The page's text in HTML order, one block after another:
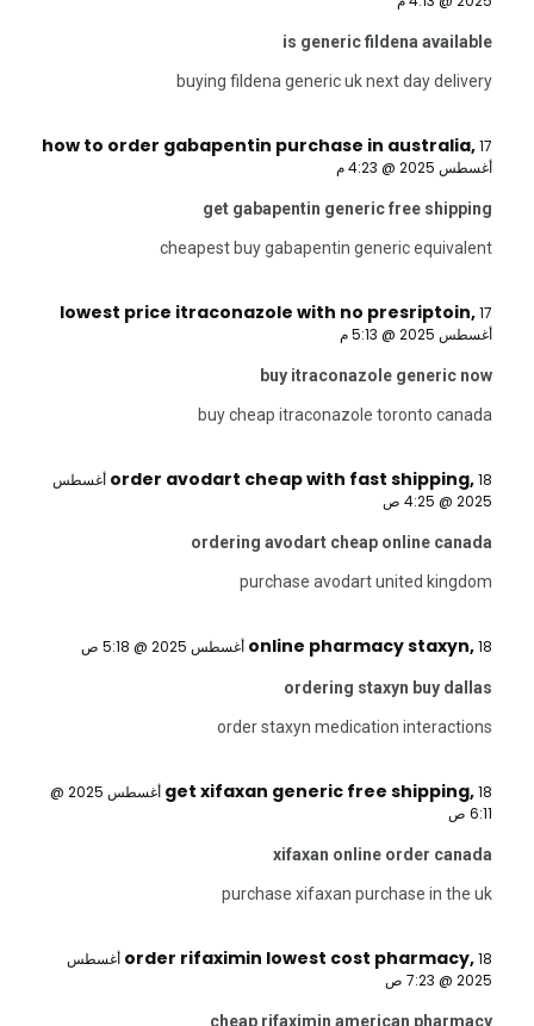
is generic fildena available
buying fildena generic uk next day delivery
how to order gabapentin purchase in australia,17
أغسطس 2025 @ 4:23 م
get gabapentin generic free shipping
cheapest buy gabapentin generic equivalent
lowest price itraconazole with no presriptoin,17
أغسطس 2025 @ 5:13 م
buy itraconazole generic now
buy cheap itraconazole toronto canada
order avodart cheap with fast shipping,
18 أغسطس
2025 @ 4:25 ص
ordering avodart cheap online canada
purchase avodart united kingdom
online pharmacy staxyn,18 أغسطس 2025 @ 5:18 ص
ordering staxyn buy dallas
order staxyn medication interactions
get xifaxan generic free shipping,
18 أغسطس 2025 @
6:11 ص
xifaxan online order canada
purchase xifaxan purchase in the uk
order rifaximin lowest cost pharmacy,
18 أغسطس
2025 @ 7:23 ص
cheap rifaximin american pharmacy